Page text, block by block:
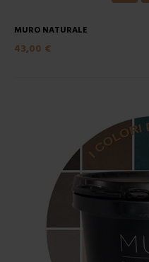
MURO NATURALE
43,00 €